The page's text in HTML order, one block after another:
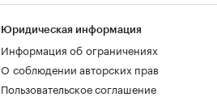
Юридическая информация
Информация об ограничениях
О соблюдении авторских прав
Пользовательское соглашение